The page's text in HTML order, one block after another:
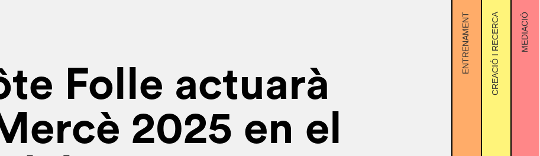
Folle actuarà
2025 en el
ENTRENAMENT CREACIÓ I RECERCA MEDIACIÓ